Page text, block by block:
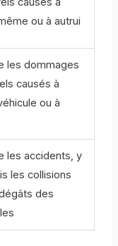
ou à autrui
les dommages
causés à
ou à
les accidents, y
les collisions
des